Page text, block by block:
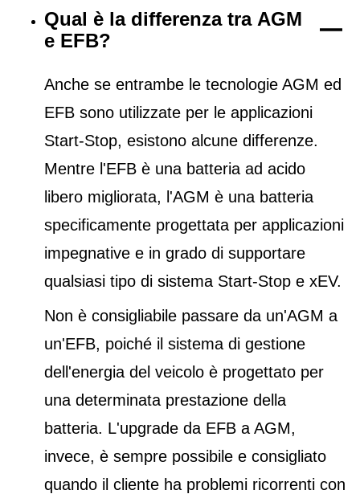
Qual è la differenza tra AGM
e EFB?
Anche se entrambe le tecnologie AGM ed
EFB sono utilizzate per le applicazioni
Start-Stop, esistono alcune differenze.
Mentre l'EFB è una batteria ad acido
libero migliorata, l'AGM è una batteria
specificamente progettata per applicazioni
impegnative e in grado di supportare
qualsiasi tipo di sistema Start-Stop e xEV.
Non è consigliabile passare da un'AGM a
un'EFB, poiché il sistema di gestione
dell'energia del veicolo è progettato per
una determinata prestazione della
batteria. L'upgrade da EFB a AGM,
invece, è sempre possibile e consigliato
quando il cliente ha problemi ricorrenti con